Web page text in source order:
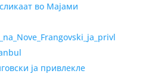
во Мајами
ја привлекле